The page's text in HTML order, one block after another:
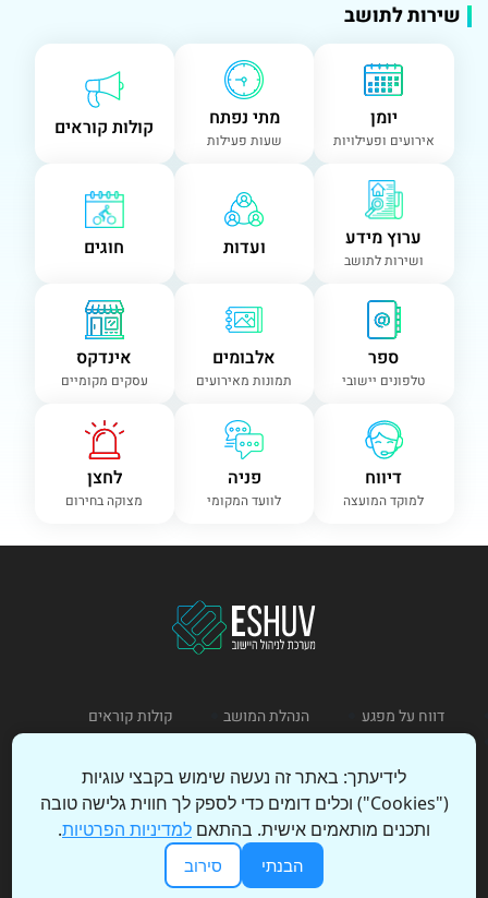
שירות לתושב
יומן
אירועים ופעילויות
מתי נפתח
שעות פעילות קולות קוראים
ערוץ מידע
ושירות לתושב ועדות חוגים
ספר
טלפונים יישובי
אלבומים
תמונות מאירועים
אינדקס
עסקים מקומיים
דיווח
למוקד המועצה
פניה
לוועד המקומי
לחצן
מצוקה בחירום
דווח על מפגע הנהלת המושב
קולות קוראים
כניסת מנהל הצהרת נגישות
לידיעתך: באתר זה נעשה שימוש בקבצי עוגיות
("Cookies") וכלים דומים כדי לספק לך חווית גלישה טובה
ותכנים מותאמים אישית. בהתאם למדיניות הפרטיות.
הבנתי סירוב